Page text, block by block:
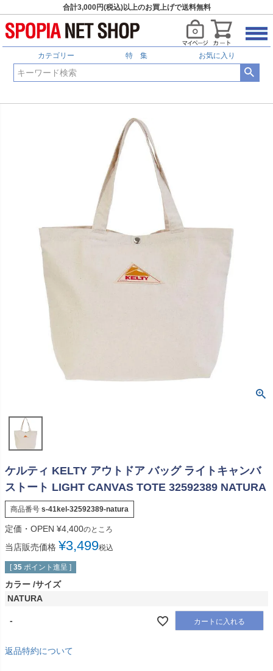
合計3,000円(税込)以上のお買上げで送料無料
カテゴリー 特 集 お気に入り
ケルティ KELTY アウトドア バッグ ライトキャンバ
ストート LIGHT CANVAS TOTE 32592389 NATURA
商品番号 s-41kel-32592389-natura
定価・OPEN ¥4,400のところ
当店販売価格 ¥3,499税込
[ 35 ポイント進呈 ]
カラー サイズ
NATURA
- カートに入れる
返品特約について